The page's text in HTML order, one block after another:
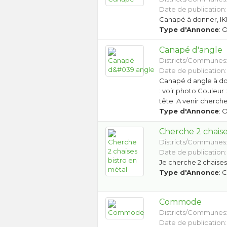
Date de
Canapé à donner,
Type d'Annonce:
Canapé d'angle
Districts/
Date de
Canapé d angle à
: voir photo Couleur
tête A venir
Type d'Annonce:
Cherche 2
Districts/
Date de publication:
Je cherche 2
Type d'Annonce:
Commode
Districts/
Date de publication: